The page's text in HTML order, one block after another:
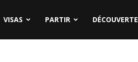
VISAS PARTIR DÉCOUVERTE